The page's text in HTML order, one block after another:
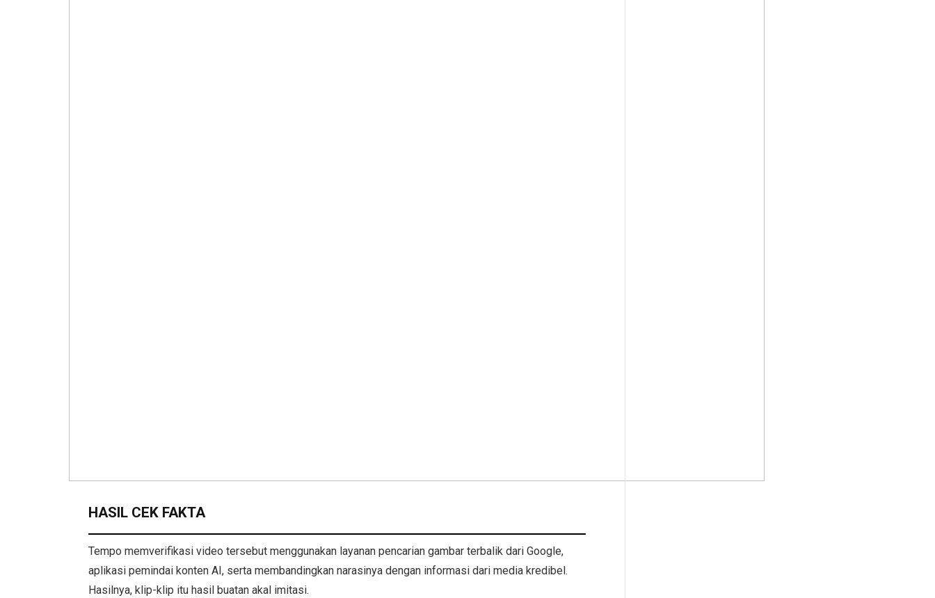
HASIL CEK FAKTA
Tempo memverifikasi video tersebut menggunakan layanan pencarian gambar terbalik dari Google,
aplikasi pemindai konten AI, serta membandingkan narasinya dengan informasi dari media kredibel.
Hasilnya, klip-klip itu hasil buatan akal imitasi.